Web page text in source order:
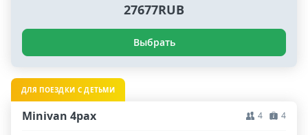
27677RUB
Выбрать
ДЛЯ ПОЕЗДКИ С ДЕТЬМИ
Minivan 4pax 4 4